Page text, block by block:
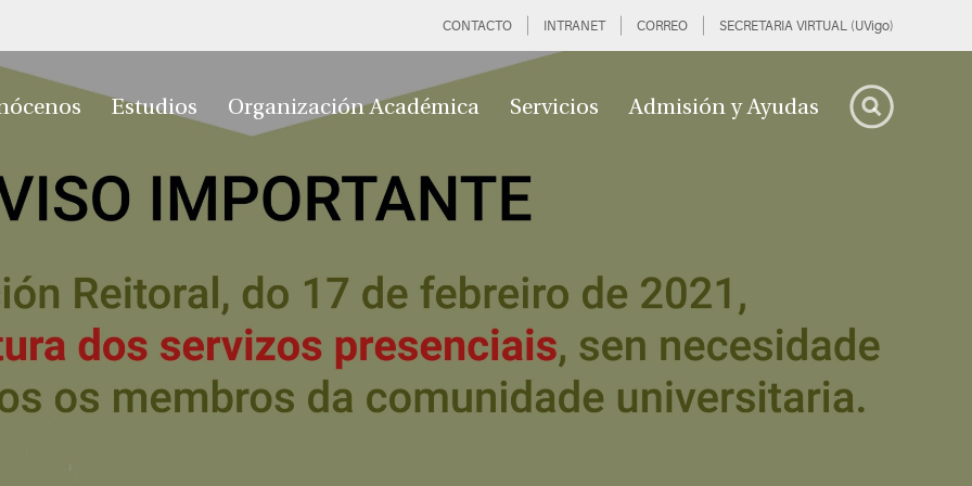
CONTACTO INTRANET CORREO SECRETARIA VIRTUAL (UVigo)
Estudios Organización Académica Servicios Admisión y Ayudas